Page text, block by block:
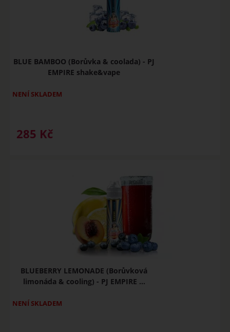
BLUE BAMBOO (Borůvka & coolada) - PJ
EMPIRE shake&vape
NENÍ SKLADEM
285 Kč
BLUEBERRY LEMONADE (Borůvková
limonáda & cooling) - PJ EMPIRE ...
NENÍ SKLADEM